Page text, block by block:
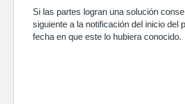
Si las partes logran una solución
siguiente a la notificación del inicio del
fecha en que este lo hubiera conocido.